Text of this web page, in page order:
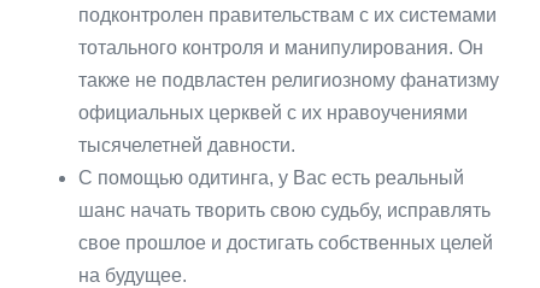
подконтролен правительствам с их системами
тотального контроля и манипулирования. Он
также не подвластен религиозному фанатизму
официальных церквей с их нравоучениями
тысячелетней давности.
С помощью одитинга, у Вас есть реальный
шанс начать творить свою судьбу, исправлять
свое прошлое и достигать собственных целей
на будущее.